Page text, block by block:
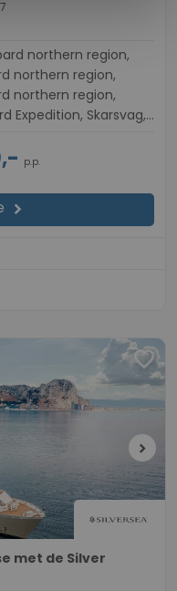
northern region,
northern region,
Expedition, Skarsvag,
p.p.
chevron_right
favorite
chevron_right
met de Silver